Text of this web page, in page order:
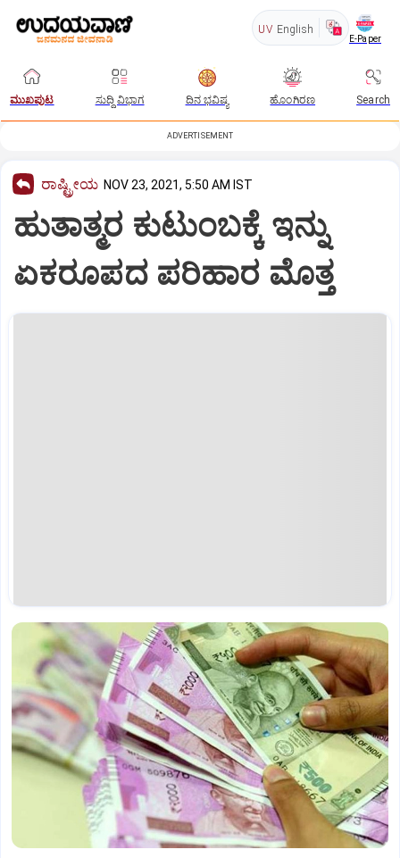
UV English
E-Paper
ಮುಖಪುಟ ಸುದ್ದಿ ವಿಭಾಗ ದಿನ ಭವಿಷ್ಯ ಹೊಂಗಿರಣ Search
ADVERTISEMENT
ರಾಷ್ಟ್ರೀಯ NOV 23, 2021, 5:50 AM IST
ಹುತಾತ್ಮರ ಕುಟುಂಬಕ್ಕೆ ಇನ್ನು
ಏಕರೂಪದ ಪರಿಹಾರ ಮೊತ್ತ